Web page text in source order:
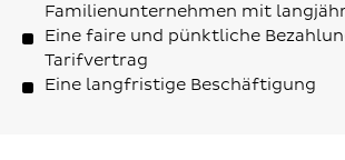
Familienunternehmen mit
Eine faire und pünktliche
Tarifvertrag
Eine langfristige Beschäftigung